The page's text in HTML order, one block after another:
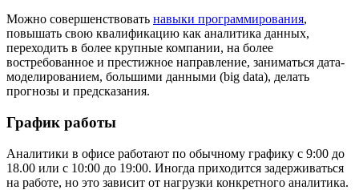
Можно совершенствовать навыки программирования,
повышать свою квалификацию как аналитика данных,
переходить в более крупные компании, на более
востребованное и престижное направление, заниматься дата-
моделированием, большими данными (big data), делать
прогнозы и предсказания.
График работы
Аналитики в офисе работают по обычному графику с 9:00 до
18.00 или с 10:00 до 19:00. Иногда приходится задерживаться
на работе, но это зависит от нагрузки конкретного аналитика.